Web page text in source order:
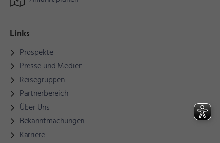
Links
Prospekte
Presse und Medien
Reisegruppen
Partnerbereich
Über Uns
Bekanntmachungen
Karriere